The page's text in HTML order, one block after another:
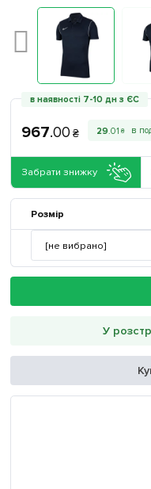
в наявності 7-10 дн з ЄС
967.00 ₴ 29.01 ₴
Забрати знижку
Розмір
У